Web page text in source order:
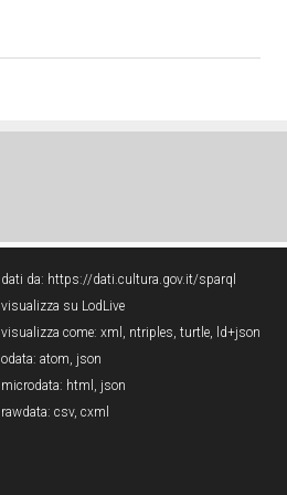
dati da: https://dati.cultura.gov.it/sparql
visualizza su LodLive
visualizza come: xml , ntriples, turtle, ld+json
odata: atom, json
microdata: html , json
rawdata: csv, cxml